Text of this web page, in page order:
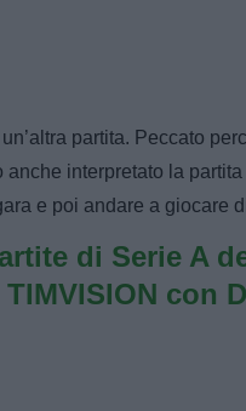
partita. Peccato
anche interpretato la
e poi andare a giocare
di Serie A
con